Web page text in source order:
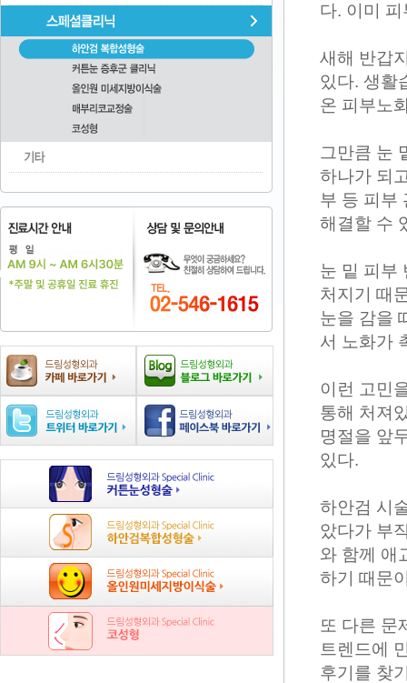
다. 이미
새해 반갑
있다. 생활
온 피부노
그만큼 눈
하나가 되
부 등 피부
해결할 수
눈 밑 피부
처지기 때
눈을 감을
서 노화가
이런 고민
통해 처져
명절을 앞
있다.
하안검 시
았다가 부
와 함께 애
하기 때문
또 다른 문
트렌드에
후기를 찾